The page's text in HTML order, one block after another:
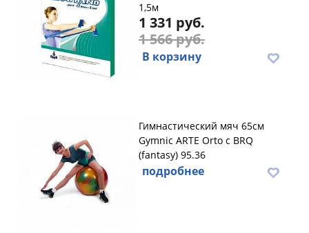
1,5м
1 331 руб.
1 566 руб.
В корзину
Гимнастический мяч 65см
Gymnic ARTE Orto с BRQ
(fantasy) 95.36
подробнее